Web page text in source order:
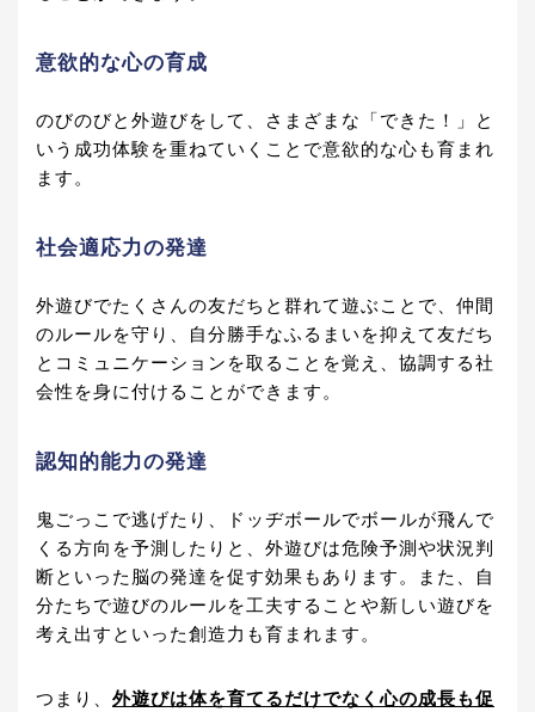
意欲的な心の育成
のびのびと外遊びをして、さまざまな「できた！」と
いう成功体験を重ねていくことで意欲的な心も育まれ
ます。
社会適応力の発達
外遊びでたくさんの友だちと群れて遊ぶことで、仲間
のルールを守り、自分勝手なふるまいを抑えて友だち
とコミュニケーションを取ることを覚え、協調する社
会性を身に付けることができます。
認知的能力の発達
鬼ごっこで逃げたり、ドッヂボールでボールが飛んで
くる方向を予測したりと、外遊びは危険予測や状況判
断といった脳の発達を促す効果もあります。また、自
分たちで遊びのルールを工夫することや新しい遊びを
考え出すといった創造力も育まれます。
つまり、 外遊びは体を育てるだけでなく心の成長も促